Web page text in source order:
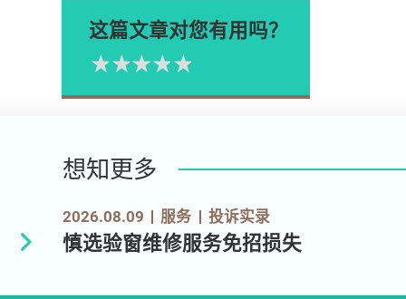
这篇文章对您有用吗？
Please rate
4星
3星
2星
1星
想知更多
2026.08.09 服务 投诉实录
慎选验窗维修服务免招损失